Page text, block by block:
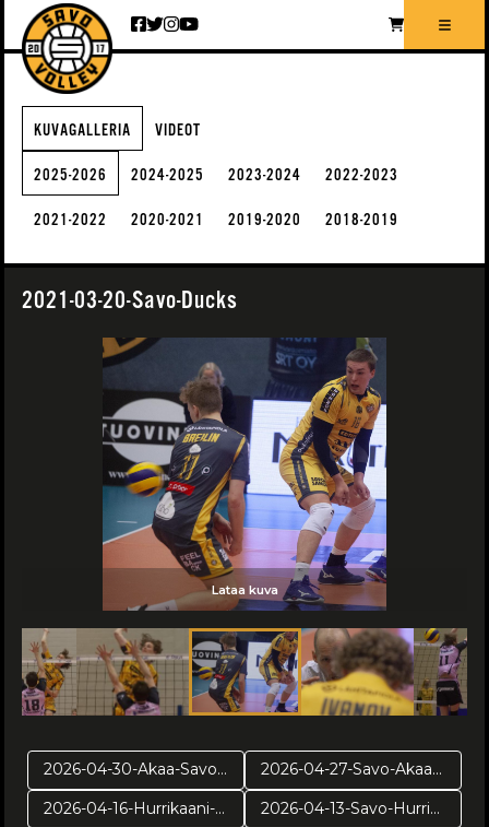
Siirry sisältöön
KUVAGALLERIA VIDEOT
2025-2026 2024-2025 2023-2024 2022-2023
2021-2022 2020-2021 2019-2020 2018-2019
2021-03-20-Savo-Ducks
2026-04-30-Akaa-Savo-pr2
2026-04-27-Savo-Akaa-pr1
2026-04-16-Hurrikaani-Savo-VE4
2026-04-13-Savo-Hurrikaani ve3
Lataa kuva
Lataa kuva
Lataa kuva
Lataa kuva
Lataa kuva
Lataa kuva
Lataa kuva
Lataa kuva
Lataa kuva
Lataa kuva
Lataa kuva